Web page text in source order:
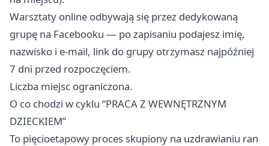
Warsztaty online odbywają się przez dedykowaną
grupę na Facebooku — po zapisaniu podajesz imię,
nazwisko i e-mail, link do grupy otrzymasz najpóźniej
7 dni przed rozpoczęciem.
Liczba miejsc ograniczona.
O co chodzi w cyklu “PRACA Z WEWNĘTRZNYM
DZIECKIEM”
To pięcioetapowy proces skupiony na uzdrawianiu ran